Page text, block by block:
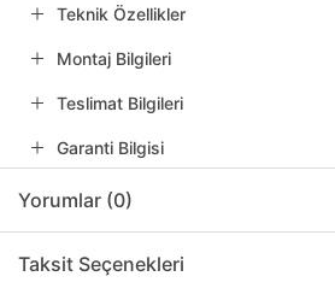
Teknik Özellikler
Montaj Bilgileri
Teslimat Bilgileri
Garanti Bilgisi
Yorumlar (0)
Taksit Seçenekleri